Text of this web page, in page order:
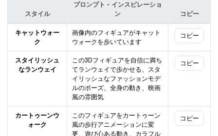
スタイル
プロンプト・インスピレーショ
ン
コピー
キャットウォー
ク
画像内のフィギュアがキャット
ウォークを歩いています
コピー
スタイリッシュ
なランウェイ
この3Dフィギュアを自信に満ち
てランウェイで歩かせる、スタ
イリッシュなファッションモデ
ルのポーズ、全身の動き、映画
風の雰囲気
コピー
カートゥーンウ
ォーク
このフィギュアをカートゥーン
風の歩行アニメーションに変
更、遊び心ある動き、カラフル
コピー